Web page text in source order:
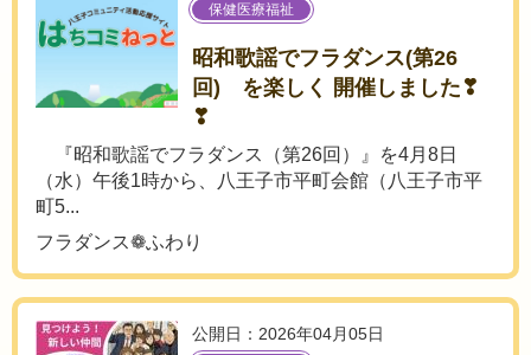
保健医療福祉
昭和歌謡でフラダンス(第26
回) を楽しく 開催しました❣
❣
『昭和歌謡でフラダンス（第26回）』を4月8日
（水）午後1時から、八王子市平町会館（八王子市平
町5...
フラダンス❁ふわり
公開日：2026年04月05日